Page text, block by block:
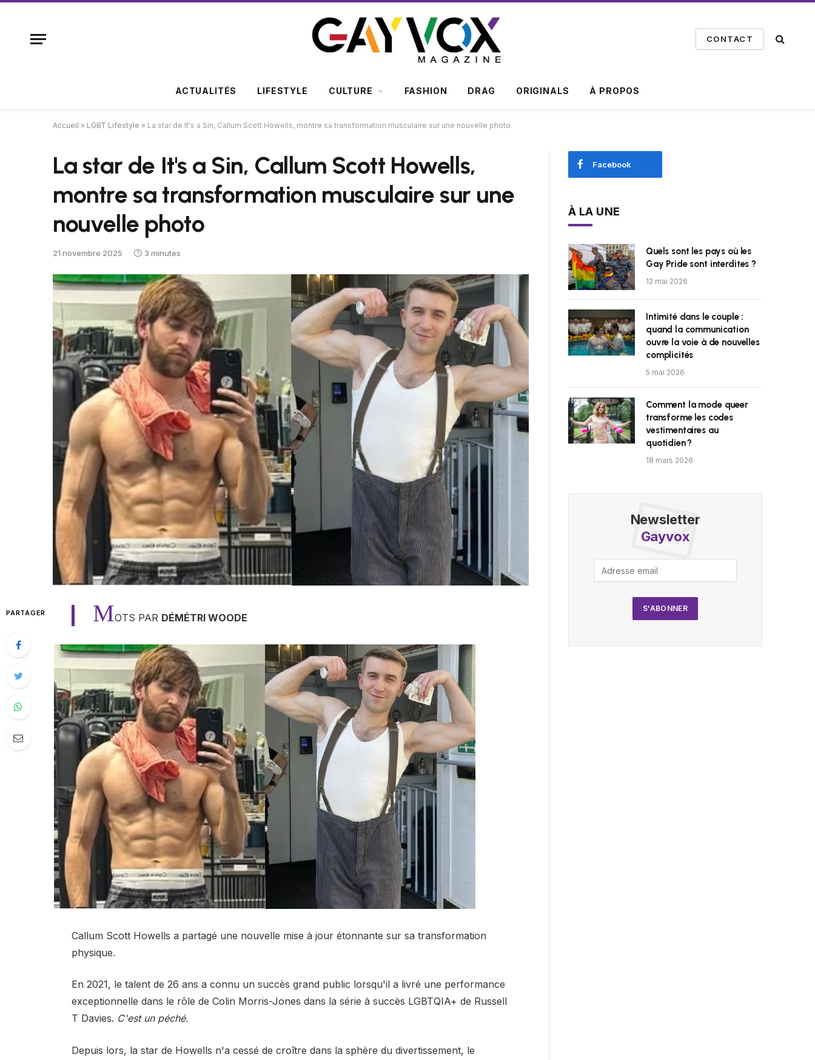
CONTACT
ACTUALITÉS LIFESTYLE CULTURE FASHION DRAG ORIGINALS À PROPOS
Accueil » LGBT Lifestyle » La star de It's a Sin, Callum Scott Howells, montre sa transformation musculaire sur une nouvelle photo
La star de It's a Sin, Callum Scott Howells,
montre sa transformation musculaire sur une
nouvelle photo
21 novembre 2025 3 minutes
PARTAGER MOTS PAR DÉMÉTRI WOODE
Callum Scott Howells a partagé une nouvelle mise à jour étonnante sur sa transformation
physique.
En 2021, le talent de 26 ans a connu un succès grand public lorsqu'il a livré une performance
exceptionnelle dans le rôle de Colin Morris-Jones dans la série à succès LGBTQIA+ de Russell
T Davies. C'est un péché.
Depuis lors, la star de Howells n'a cessé de croître dans la sphère du divertissement, le
Facebook
À LA UNE
Quels sont les pays où les
Gay Pride sont interdites ?
12 mai 2026
Intimité dans le couple :
quand la communication
ouvre la voie à de nouvelles
complicités
5 mai 2026
Comment la mode queer
transforme les codes
vestimentaires au
quotidien ?
18 mars 2026
Newsletter
Gayvox